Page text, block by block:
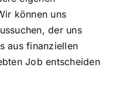
können uns
der uns
aus finanziellen
Job entscheiden